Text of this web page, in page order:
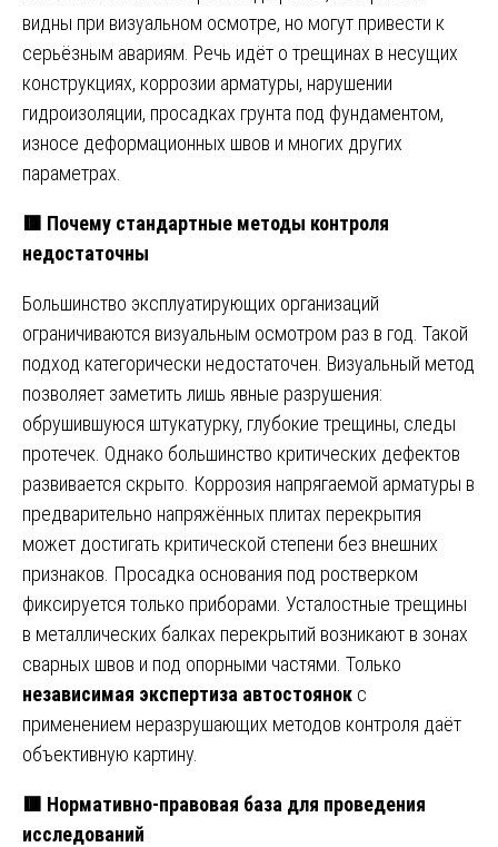
видны при визуальном осмотре, но могут привести к
серьёзным авариям. Речь идёт о трещинах в несущих
конструкциях, коррозии арматуры, нарушении
гидроизоляции, просадках грунта под фундаментом,
износе деформационных швов и многих других
параметрах.
🟥 Почему стандартные методы контроля
недостаточны
Большинство эксплуатирующих организаций
ограничиваются визуальным осмотром раз в год. Такой
подход категорически недостаточен. Визуальный метод
позволяет заметить лишь явные разрушения:
обрушившуюся штукатурку, глубокие трещины, следы
протечек. Однако большинство критических дефектов
развивается скрыто. Коррозия напрягаемой арматуры в
предварительно напряжённых плитах перекрытия
может достигать критической степени без внешних
признаков. Просадка основания под ростверком
фиксируется только приборами. Усталостные трещины
в металлических балках перекрытий возникают в зонах
сварных швов и под опорными частями. Только
независимая экспертиза автостоянок с
применением неразрушающих методов контроля даёт
объективную картину.
🟥 Нормативно-правовая база для проведения
исследований